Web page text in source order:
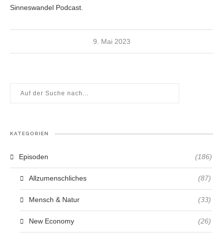
Sinneswandel Podcast.
9. Mai 2023
KATEGORIEN
Episoden (186)
Allzumenschliches (87)
Mensch & Natur (33)
New Economy (26)